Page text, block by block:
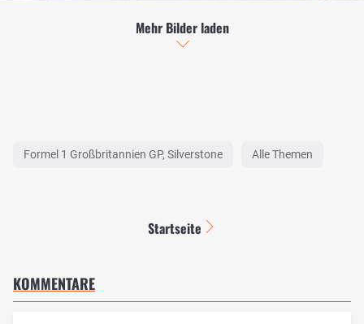
Mehr Bilder laden
Formel 1 Großbritannien GP, Silverstone Alle Themen
Startseite
KOMMENTARE